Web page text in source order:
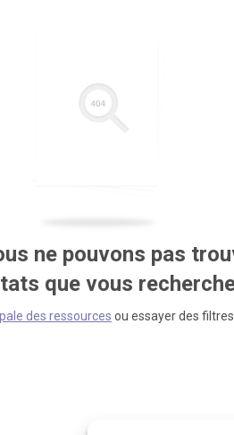
ne pouvons pas
que vous
des ressources ou essayer des